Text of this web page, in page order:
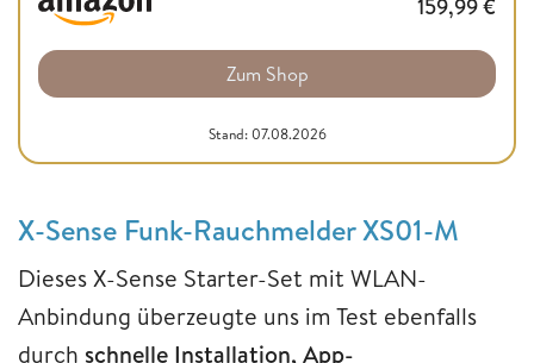
159,99€
Zum Shop
Stand: 07.08.2026
X-Sense Funk-Rauchmelder XS01-M
Dieses X-Sense Starter-Set mit WLAN-
Anbindung überzeugte uns im Test ebenfalls
durch schnelle Installation, App-